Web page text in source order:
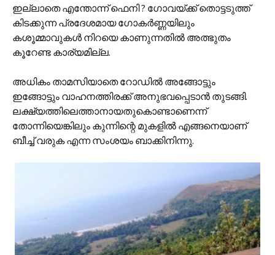
ഇല്ലാതെ എന്തോന്ന് ഫെനി ? ഗോവയ്ക്ക് തൊട്ടടുത്ത്
കിടക്കുന്ന പ്രദേശമായ ഗോകര്‍ണ്ണയിലും
കശൂമ്മാവുകള്‍ നിറയെ കാണുന്നതില്‍ അത്ഭുതം
കൂറേണ്ട കാര്യമില്ല.
അധികം താമസിയാതെ റോഡില്‍ അങ്ങോട്ടും
ഇങ്ങോട്ടും വാഹനത്തിരക്ക് അനുഭവപ്പെടാന്‍ തുടങ്ങി.
ലക്ഷ്യത്തിലെത്താനായതുകൊണ്ടാണെന്ന്
തോന്നിയെങ്കിലും കുന്നിന്റെ മുകളില്‍ എങ്ങനെയാണ്
ബീച്ച് വരുക എന്ന സംശയം ബാക്കിനിന്നു.